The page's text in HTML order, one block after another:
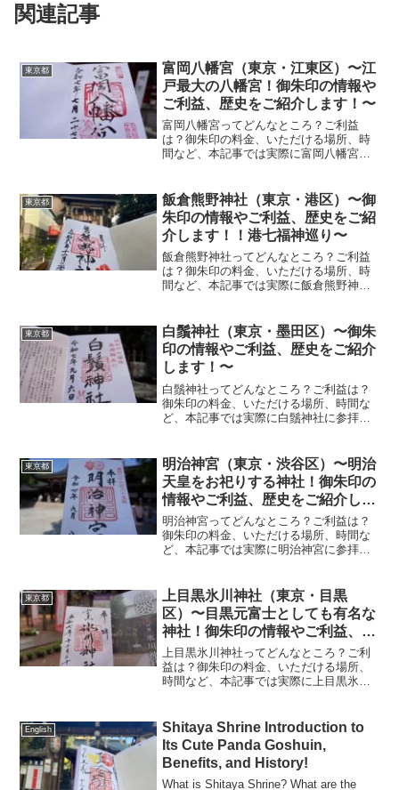
関連記事
東京都
富岡八幡宮（東京・江東区）〜江
戸最大の八幡宮！御朱印の情報や
ご利益、歴史をご紹介します！〜
富岡八幡宮ってどんなところ？ご利益
は？御朱印の料金、いただける場所、時
間など、本記事では実際に富岡八幡宮に
は？江東区にある富岡八幡宮は、江戸時
代初期に創建された歴史あ...
東京都
飯倉熊野神社（東京・港区）〜御
朱印の情報やご利益、歴史をご紹
介します！！港七福神巡り〜
飯倉熊野神社ってどんなところ？ご利益
は？御朱印の料金、いただける場所、時
間など、本記事では実際に飯倉熊野神社
社とは？東京都港区に佇む飯倉熊野神社
は700年頃からはすで...
東京都
白鬚神社（東京・墨田区）〜御朱
印の情報やご利益、歴史をご紹介
します！〜
白鬚神社ってどんなところ？ご利益は？
御朱印の料金、いただける場所、時間な
ど、本記事では実際に白鬚神社に参拝し
神社は、天暦5年（951年）に慈恵大師が
滋賀の白鬚神社から...
東京都
明治神宮（東京・渋谷区）〜明治
天皇をお祀りする神社！御朱印の
情報やご利益、歴史をご紹介しま
す！〜
明治神宮ってどんなところ？ご利益は？
御朱印の料金、いただける場所、時間な
ど、本記事では実際に明治神宮に参拝し
神宮は、明治天皇と昭憲皇太后をおまつ
りする神社として大正9...
東京都
上目黒氷川神社（東京・目黒
区）〜目黒元富士としても有名な
神社！御朱印の情報やご利益、歴
史をご紹介します！〜
上目黒氷川神社ってどんなところ？ご利
益は？御朱印の料金、いただける場所、
時間など、本記事では実際に上目黒氷川
氷川神社とは？上目黒氷川神社は、天正
年間（1573〜159...
English
Shitaya Shrine Introduction to
Its Cute Panda Goshuin,
Benefits, and History!
What is Shitaya Shrine? What are the